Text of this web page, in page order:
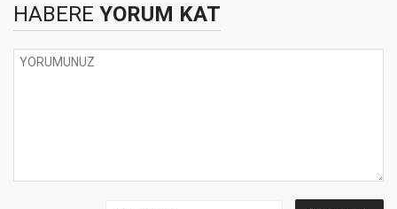
HABERE YORUM KAT